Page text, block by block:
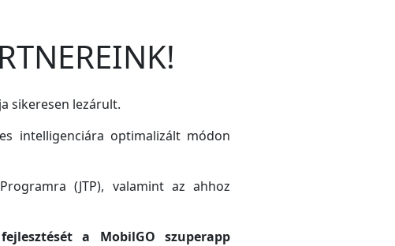
sikeresen lezárult.
intelligenciára optimalizált módon
(JTP), valamint az ahhoz
a MobilGO szuperapp